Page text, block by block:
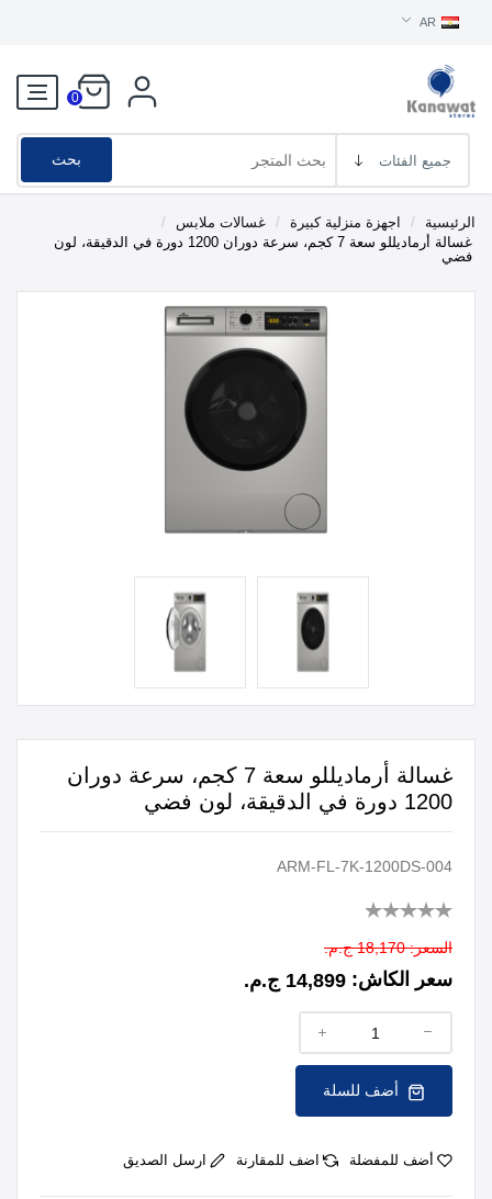
AR
0
بحث
الرئيسية / اجهزة منزلية كبيرة / غسالات ملابس
/
غسالة أرماديللو سعة 7 كجم، سرعة دوران 1200 دورة في الدقيقة، لون
فضي
غسالة أرماديللو سعة 7 كجم، سرعة دوران
1200 دورة في الدقيقة، لون فضي
ARM-FL-7K-1200DS-004
السعر: 18,170 ج.م.
سعر الكاش: 14,899 ج.م.
أضف للمفضلة اضف للمقارنة ارسل الصديق